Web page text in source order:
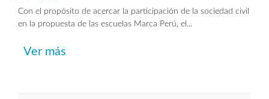
Con el propósito de acercar la participación de la sociedad civil
en la propuesta de las escuelas Marca Perú, el...
Ver más